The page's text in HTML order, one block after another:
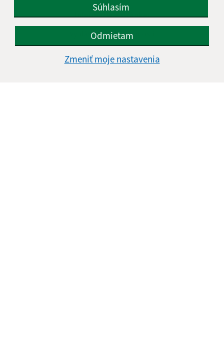
Súhlasím
Odmietam
Zmeniť moje nastavenia
Informácie o stránke:
Vyhlásenie o prístupnosti
Autorské práva
Ochrana osobných údajov